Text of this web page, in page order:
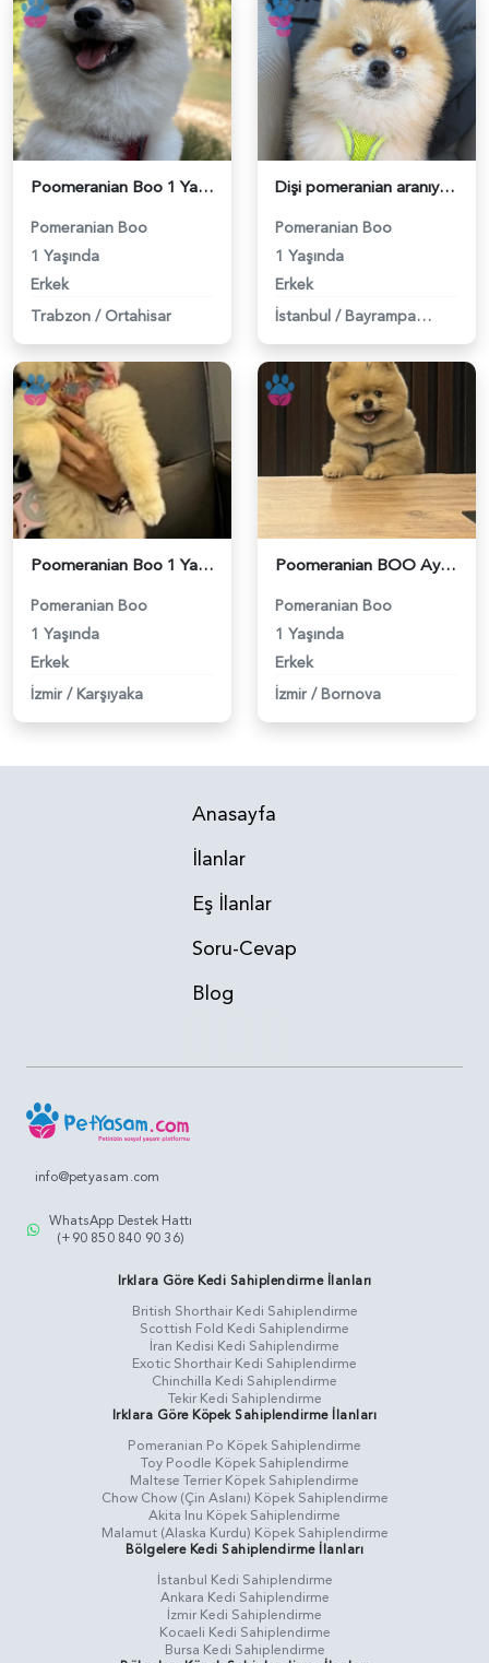
Poomeranian Boo 1 Yaşında Erkek Köpeğim Eş Arıyor - 118984099
Pomeranian Boo
1 Yaşında
Erkek
Trabzon / Ortahisar
Dişi pomeranian aranıyor ciflestirmek için 3 kg - 118984387
Pomeranian Boo
1 Yaşında
Erkek
İstanbul / Bayrampaşa
Poomeranian Boo 1 Yaşında Köpeğim Eş Arıyor - 118984093
Pomeranian Boo
1 Yaşında
Erkek
İzmir / Karşıyaka
Poomeranian BOO Ayı surat dişi aramaktayız - 118984094
Pomeranian Boo
1 Yaşında
Erkek
İzmir / Bornova
Anasayfa
İlanlar
Eş İlanlar
Soru-Cevap
Blog
info@petyasam.com
WhatsApp Destek Hattı
(+90 850 840 90 36)
Irklara Göre Kedi Sahiplendirme İlanları
British Shorthair Kedi Sahiplendirme
Scottish Fold Kedi Sahiplendirme
İran Kedisi Kedi Sahiplendirme
Exotic Shorthair Kedi Sahiplendirme
Chinchilla Kedi Sahiplendirme
Tekir Kedi Sahiplendirme
Irklara Göre Köpek Sahiplendirme İlanları
Pomeranian Po Köpek Sahiplendirme
Toy Poodle Köpek Sahiplendirme
Maltese Terrier Köpek Sahiplendirme
Chow Chow (Çin Aslanı) Köpek Sahiplendirme
Akita Inu Köpek Sahiplendirme
Malamut (Alaska Kurdu) Köpek Sahiplendirme
Bölgelere Kedi Sahiplendirme İlanları
İstanbul Kedi Sahiplendirme
Ankara Kedi Sahiplendirme
İzmir Kedi Sahiplendirme
Kocaeli Kedi Sahiplendirme
Bursa Kedi Sahiplendirme